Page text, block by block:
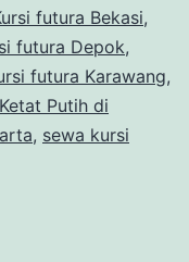
futura Bekasi,
futura Depok,
futura Karawang,
Putih di
, sewa kursi